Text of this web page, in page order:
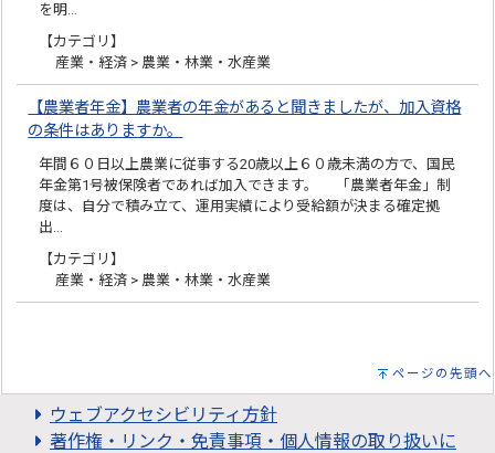
を明…
【カテゴリ】
産業・経済 > 農業・林業・水産業
【農業者年金】農業者の年金があると聞きましたが、加入資格
の条件はありますか。
年間６０日以上農業に従事する20歳以上６０歳未満の方で、国民
年金第1号被保険者であれば加入できます。 「農業者年金」制
度は、自分で積み立て、運用実績により受給額が決まる確定拠
出…
【カテゴリ】
産業・経済 > 農業・林業・水産業
ページの先頭へ
ウェブアクセシビリティ方針
著作権・リンク・免責事項・個人情報の取り扱いに